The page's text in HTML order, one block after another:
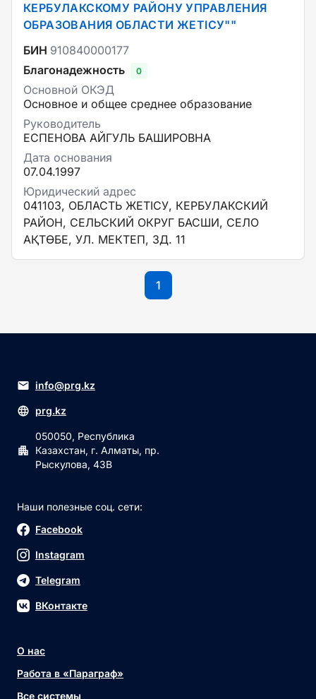
КЕРБУЛАКСКОМУ РАЙОНУ УПРАВЛЕНИЯ
ОБРАЗОВАНИЯ ОБЛАСТИ ЖЕТІСУ""
БИН 910840000177
Благонадежность
0
Основной ОКЭД
Основное и общее среднее образование
Руководитель
ЕСПЕНОВА АЙГУЛЬ БАШИРОВНА
Дата основания
07.04.1997
Юридический адрес
041103, ОБЛАСТЬ ЖЕТІСУ, КЕРБУЛАКСКИЙ
РАЙОН, СЕЛЬСКИЙ ОКРУГ БАСШИ, СЕЛО
АҚТӨБЕ, УЛ. МЕКТЕП, ЗД. 11
1
info@prg.kz
prg.kz
050050, Республика
Казахстан, г. Алматы, пр.
Рыскулова, 43В
Наши полезные соц. сети:
Facebook
Instagram
Telegram
ВКонтакте
О нас
Работа в «Параграф»
Все системы